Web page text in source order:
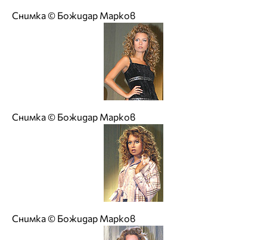
Снимка © Божидар Марков
Снимка © Божидар Марков
Снимка © Божидар Марков